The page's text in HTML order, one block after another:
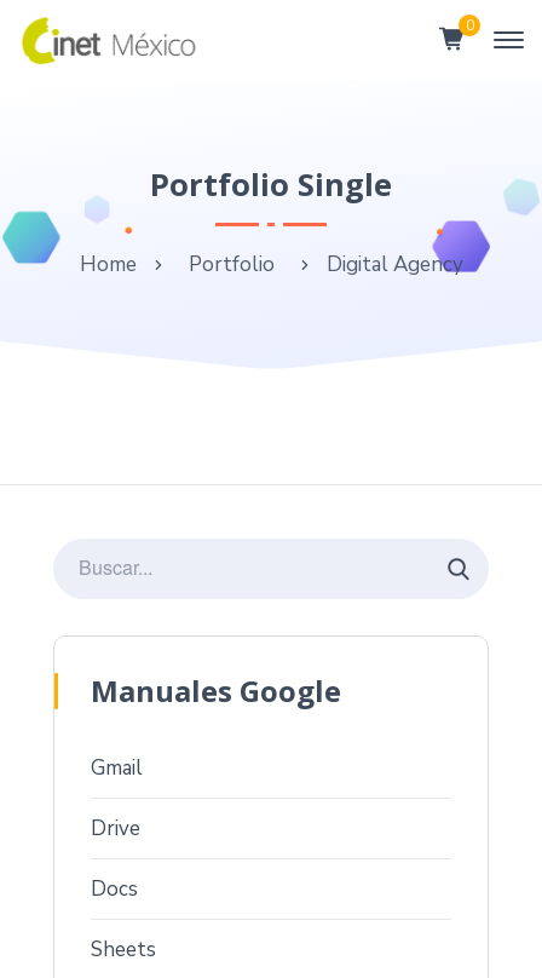
0
Portfolio Single
Home Portfolio Digital Agency
Manuales Google
Gmail
Drive
Docs
Sheets